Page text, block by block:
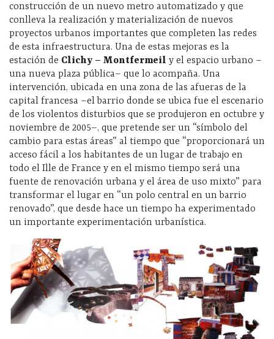
construcción de un nuevo metro automatizado y que
conlleva la realización y materialización de nuevos
proyectos urbanos importantes que completen las redes
de esta infraestructura. Una de estas mejoras es la
estación de Clichy – Montfermeil y el espacio urbano –
una nueva plaza pública– que lo acompaña. Una
intervención, ubicada en una zona de las afueras de la
capital francesa –el barrio donde se ubica fue el escenario
de los violentos disturbios que se produjeron en octubre y
noviembre de 2005–, que pretende ser un “símbolo del
cambio para estas áreas” al tiempo que “proporcionará un
acceso fácil a los habitantes de un lugar de trabajo en
todo el Ille de France y en el mismo tiempo será una
fuente de renovación urbana y el área de uso mixto” para
transformar el lugar en “un polo central en un barrio
renovado”, que desde hace un tiempo ha experimentado
un importante experimentación urbanística.